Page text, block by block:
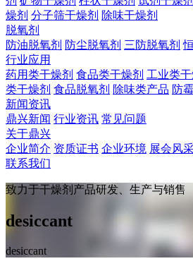
燥剂 分子筛干燥剂 除味干燥剂
脱氧剂
防油脱氧剂 防尘脱氧剂 三防脱氧剂
行业应用
药用类干燥剂 食品类干燥剂 工业类干
类干燥剂 食品脱氧剂 除味类产品 防
新闻资讯
鼎兴新闻 行业资讯 常见问题
关于鼎兴
企业简介 资质证书 企业环境 展会风
联系我们
致力于干燥剂产品研发、生产与销售
desiccant
desiccant